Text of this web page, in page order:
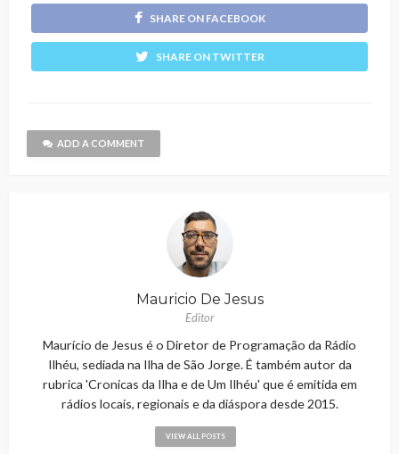
SHARE ON FACEBOOK
SHARE ON TWITTER
ADD A COMMENT
Mauricio De Jesus
Editor
Maurício de Jesus é o Diretor de Programação da Rádio
Ilhéu, sediada na Ilha de São Jorge. É também autor da
rubrica 'Cronicas da Ilha e de Um Ilhéu' que é emitida em
rádios locais, regionais e da diáspora desde 2015.
VIEW ALL POSTS